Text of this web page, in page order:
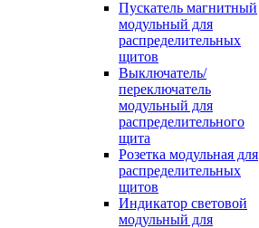
Пускатель магнитный
модульный для
распределительных
щитов
Выключатель/
переключатель
модульный для
распределительного
щита
Розетка модульная для
распределительных
щитов
Индикатор световой
модульный для